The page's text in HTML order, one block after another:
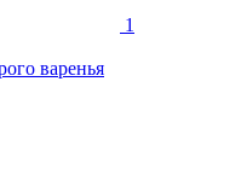
1
варенья